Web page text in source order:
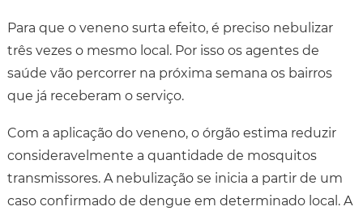
Para que o veneno surta efeito, é preciso nebulizar
três vezes o mesmo local. Por isso os agentes de
saúde vão percorrer na próxima semana os bairros
que já receberam o serviço.
Com a aplicação do veneno, o órgão estima reduzir
consideravelmente a quantidade de mosquitos
transmissores. A nebulização se inicia a partir de um
caso confirmado de dengue em determinado local. A